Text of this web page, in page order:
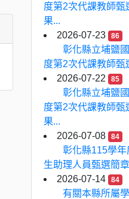
度第2次代課教師甄
果...
2026-07-23
86
彰化縣立埔鹽
度第2次代課教師甄
2026-07-22
85
彰化縣立埔鹽
度第2次代課教師甄
果...
2026-07-08
84
彰化縣115學
生助理人員甄選簡章
2026-07-14
84
有關本縣所屬